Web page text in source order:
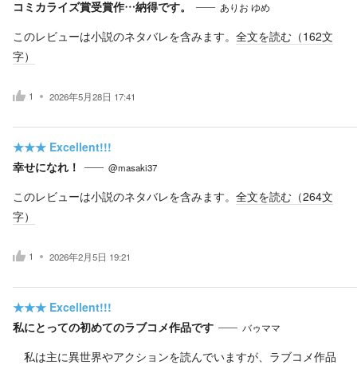
コミカライズ賞受賞作…納得です。
ありお ゆめ
このレビューは小説のネタバレを含みます。 全文を読む（162文
字）
1 2026年5月28日 17:41
★★★ Excellent!!!
幸せになれ！
@masaki37
このレビューは小説のネタバレを含みます。 全文を読む（264文
字）
1 2026年2月5日 19:21
★★★ Excellent!!!
私にとっての初めてのラブコメ作品です
バゥママ
私は主に異世界やアクションを読んでいますが、ラブコメ作品